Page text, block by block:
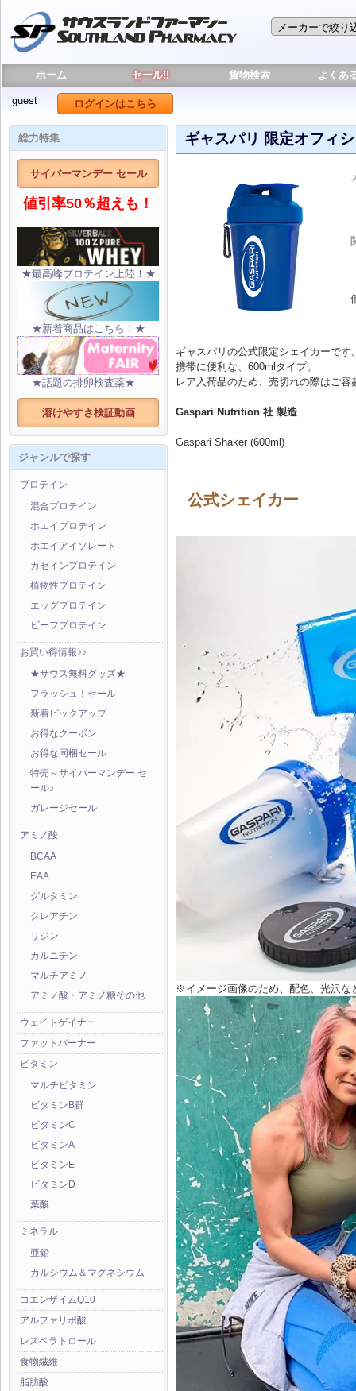
ホーム セール!! 貨物検索 よくあ
guest ログインはこちら
総力特集
サイバーマンデー セール
値引率50％超えも！
★最高峰プロテイン上陸！★
★新着商品はこちら！★
★話題の排卵検査薬★
溶けやすさ検証動画
ジャンルで探す
プロテイン
混合プロテイン
ホエイプロテイン
ホエイアイソレート
カゼインプロテイン
植物性プロテイン
エッグプロテイン
ビーフプロテイン
お買い得情報♪♪
★サウス無料グッズ★
フラッシュ！セール
新着ピックアップ
お得なクーポン
お得な同梱セール
特売～サイバーマンデー セ
ール♪
ガレージセール
アミノ酸
BCAA
EAA
グルタミン
クレアチン
リジン
カルニチン
マルチアミノ
アミノ酸・アミノ糖その他
ウェイトゲイナー
ファットバーナー
ビタミン
マルチビタミン
ビタミンB群
ビタミンC
ビタミンA
ビタミンE
ビタミンD
葉酸
ミネラル
亜鉛
カルシウム＆マグネシウム
コエンザイムQ10
アルファリポ酸
レスベラトロール
食物繊維
脂肪酸
ギャスパリ 限定オフィ
ギャスパリの公式限定シェイカーです
携帯に便利な、600mlタイプ。
レア入荷品のため、売切れの際はご容
Gaspari Nutrition 社 製造
Gaspari Shaker (600ml)
公式シェイカー
※イメージ画像のため、配色、光沢な